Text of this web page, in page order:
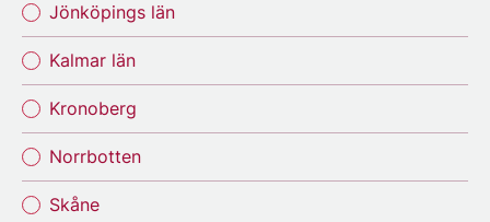
Jönköpings län
Kalmar län
Kronoberg
Norrbotten
Skåne